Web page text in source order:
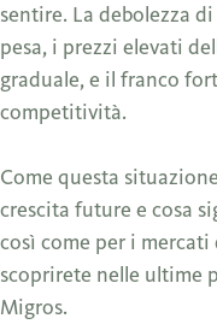
sentire. La debolezza
pesa, i prezzi elevati
graduale, e il franco
competitività.
Come questa
crescita future e cosa
così come per i
scoprirete nelle ultime
Migros.